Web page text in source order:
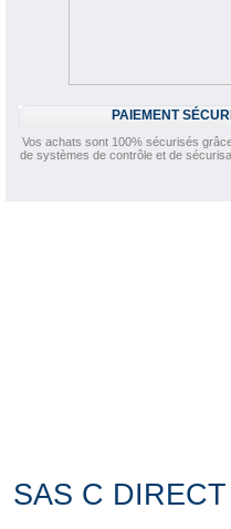
PAIEMENT
Vos achats sont 100% sécurisés
de systèmes de contrôle et de
SAS C